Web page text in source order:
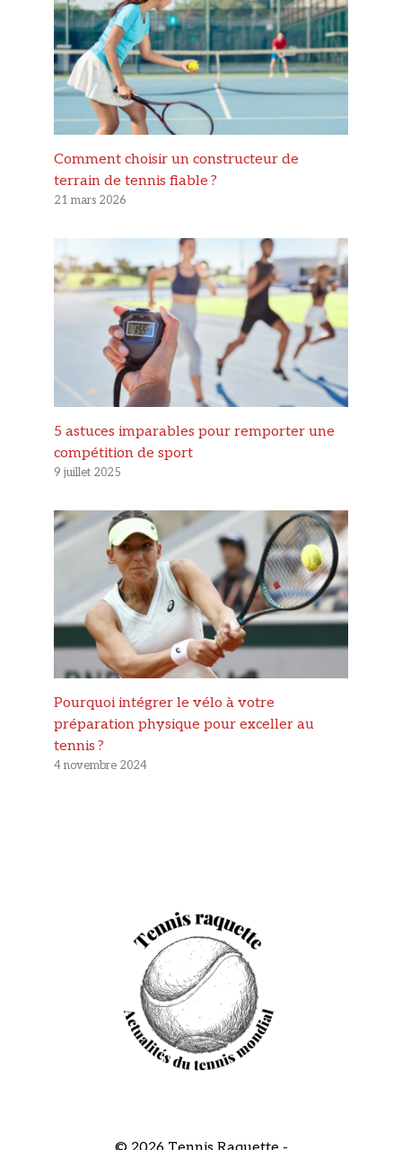
Comment choisir un constructeur de
terrain de tennis fiable ?
21 mars 2026
5 astuces imparables pour remporter une
compétition de sport
9 juillet 2025
Pourquoi intégrer le vélo à votre
préparation physique pour exceller au
tennis ?
4 novembre 2024